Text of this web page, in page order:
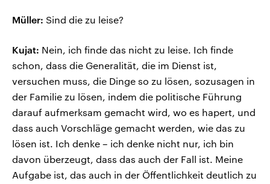
Müller: Sind die zu leise?
Kujat: Nein, ich finde das nicht zu leise. Ich finde
schon, dass die Generalität, die im Dienst ist,
versuchen muss, die Dinge so zu lösen, sozusagen in
der Familie zu lösen, indem die politische Führung
darauf aufmerksam gemacht wird, wo es hapert, und
dass auch Vorschläge gemacht werden, wie das zu
lösen ist. Ich denke – ich denke nicht nur, ich bin
davon überzeugt, dass das auch der Fall ist. Meine
Aufgabe ist, das auch in der Öffentlichkeit deutlich zu